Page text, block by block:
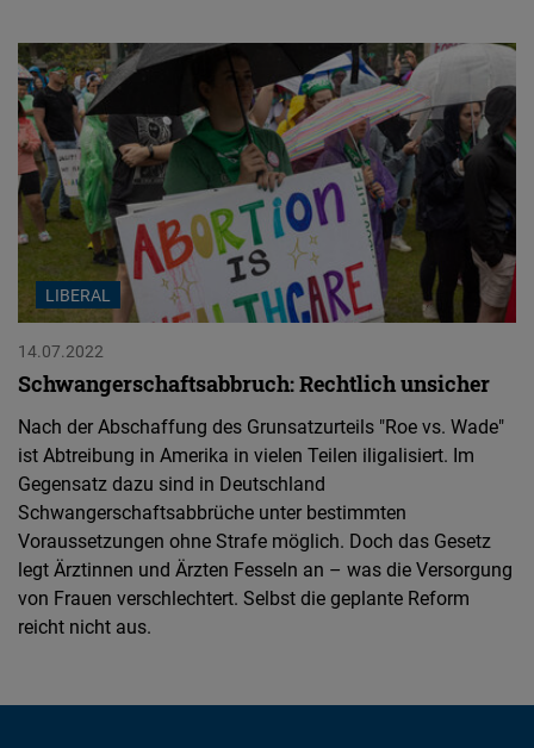
LIBERAL
14.07.2022
Schwangerschaftsabbruch: Rechtlich unsicher
Nach der Abschaffung des Grunsatzurteils "Roe vs. Wade"
ist Abtreibung in Amerika in vielen Teilen iligalisiert. Im
Gegensatz dazu sind in Deutschland
Schwangerschaftsabbrüche unter bestimmten
Voraussetzungen ohne Strafe möglich. Doch das Gesetz
legt Ärztinnen und Ärzten Fesseln an – was die Versorgung
von Frauen verschlechtert. Selbst die geplante Reform
reicht nicht aus.